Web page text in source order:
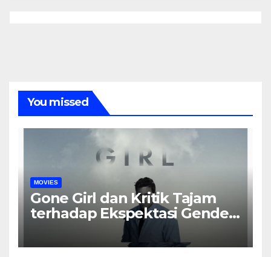
You missed
MOVIES
Gone Girl dan Kritik Tajam
terhadap Ekspektasi Gender
dalam Rumah Tangga